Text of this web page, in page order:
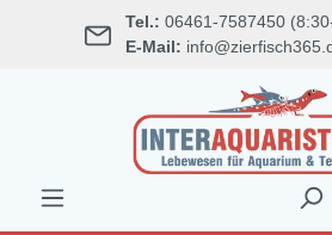
springen Tel.: 06461-7587450
E-Mail: